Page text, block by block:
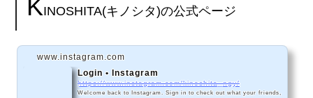
KINOSHITA(キノシタ)の公式ページ
www.instagram.com
Login • Instagram
https://www.instagram.com/kinoshita_ngy/
Welcome back to Instagram. Sign in to check out what your friends,